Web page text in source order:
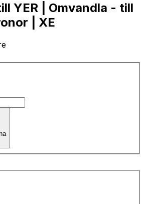
YER | Omvandla - till
| XE